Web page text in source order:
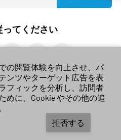
ってください
転載を禁じます。 貴州省 ICP
ポリシー
の閲覧体験を向上させ、パ
ンツやターゲット広告を表
フィックを分析し、訪問者
めに、Cookie やその他の追
拒否する